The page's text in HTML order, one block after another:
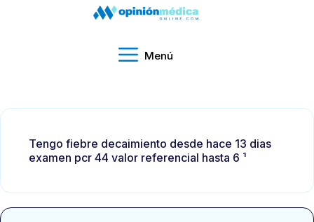
Menú
Tengo fiebre decaimiento desde hace 13 dias
examen pcr 44 valor referencial hasta 6 ¹